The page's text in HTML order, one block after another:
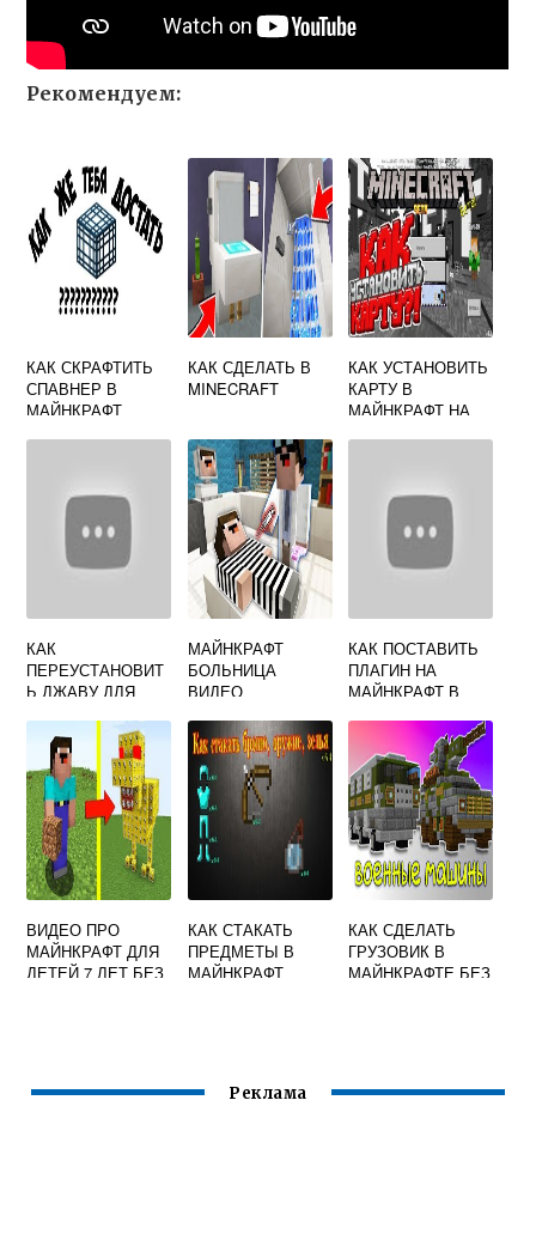
Рекомендуем:
КАК СКРАФТИТЬ
СПАВНЕР В
МАЙНКРАФТ
КАК СДЕЛАТЬ В
MINECRAFT
КАК УСТАНОВИТЬ
КАРТУ В
МАЙНКРАФТ НА
КАК
ПЕРЕУСТАНОВИТ
Ь ДЖАВУ ДЛЯ
МАЙНКРАФТ
БОЛЬНИЦА
ВИДЕО
КАК ПОСТАВИТЬ
ПЛАГИН НА
МАЙНКРАФТ В
ВИДЕО ПРО
МАЙНКРАФТ ДЛЯ
ДЕТЕЙ 7 ЛЕТ БЕЗ
КАК СТАКАТЬ
ПРЕДМЕТЫ В
МАЙНКРАФТ
КАК СДЕЛАТЬ
ГРУЗОВИК В
МАЙНКРАФТЕ БЕЗ
Реклама